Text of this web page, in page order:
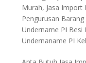
Murah, Jasa Import
Pengurusan
Undername PI Besi
Undernaname PI